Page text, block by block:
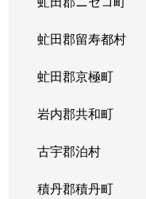
虻田郡留寿都村
虻田郡京極町
岩内郡共和町
古宇郡泊村
積丹郡積丹町